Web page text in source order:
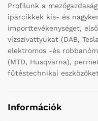
Profilunk a
iparcikkek kis- és
importtevékenységet,
vízszivattyúkat (DAB,
elektromos -és
(MTD, Husqvarna),
fűtéstechnikai
Információk